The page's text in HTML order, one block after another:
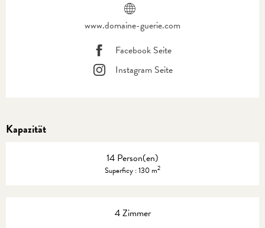
www.domaine-guerie.com
Facebook Seite
Instagram Seite
Kapazität
14 Person(en)
Superficy : 130 m2
4 Zimmer